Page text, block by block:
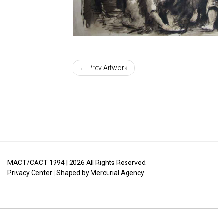
← Prev Artwork
MACT/CACT 1994 | 2026 All Rights Reserved.
Privacy Center | Shaped by Mercurial Agency